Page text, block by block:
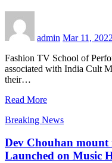
admin Mar 11, 2022
Fashion TV School of
associated with India Cult
their…
Read More
Breaking News
Dev Chouhan
Launched on Music